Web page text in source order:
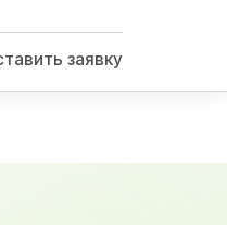
заявку